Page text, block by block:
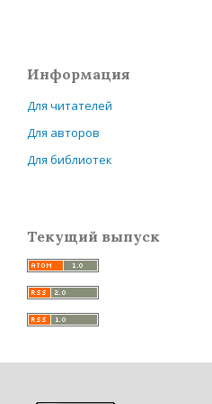
Информация
Для читателей
Для авторов
Для библиотек
Текущий выпуск